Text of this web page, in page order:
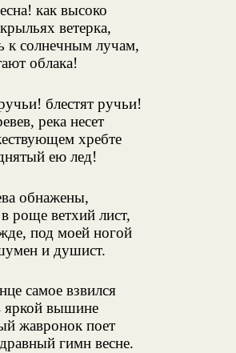
как высоко
ветерка,
к солнечным лучам,
облака!
блестят ручьи!
река несет
хребте
ею лед!
обнажены,
роще ветхий лист,
под моей ногой
и душист.
самое взвился
вышине
жавронок поет
гимн весне.